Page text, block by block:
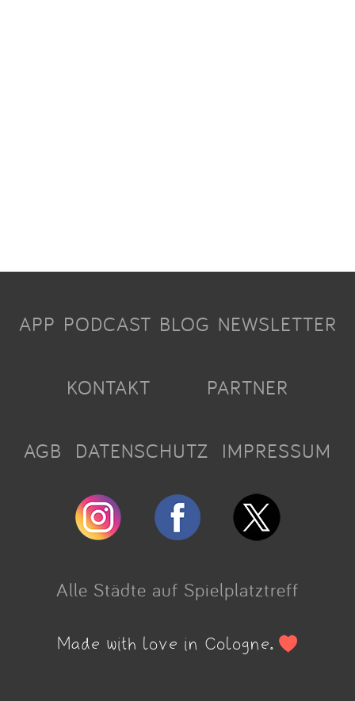
APP PODCAST BLOG NEWSLETTER
KONTAKT PARTNER
AGB DATENSCHUTZ IMPRESSUM
Alle Städte auf Spielplatztreff
Made with love in Cologne.